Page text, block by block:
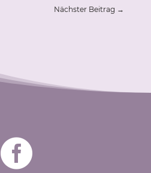
Nächster Beitrag →
